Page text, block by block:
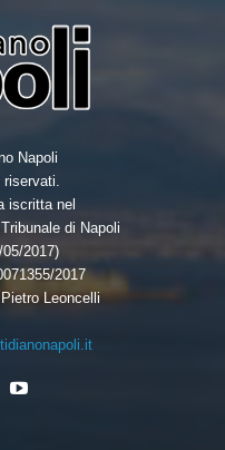
Napoli
iscritta nel
di Napoli
2017)
2017
Leoncelli